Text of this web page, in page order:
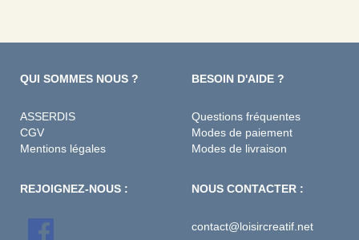
QUI SOMMES NOUS ?
ASSERDIS
CGV
Mentions légales
BESOIN D'AIDE ?
Questions fréquentes
Modes de paiement
Modes de livraison
REJOIGNEZ-NOUS : NOUS CONTACTER :
contact@loisircreatif.net